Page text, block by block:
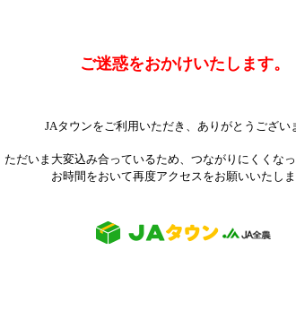
ご迷惑をおかけいたします。
JAタウンをご利用いただき、ありがとうござい
ただいま大変込み合っているため、つながりにくくなっ
お時間をおいて再度アクセスをお願いいたしま